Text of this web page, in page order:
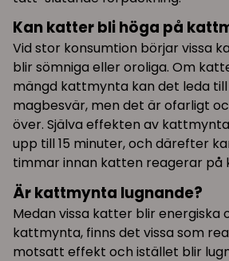
Kan katter bli höga på
Vid stor konsumtion börjar vissa
blir sömniga eller oroliga. Om
mängd kattmynta kan det leda till
magbesvär, men det är ofarligt
över. Själva effekten av
upp till 15 minuter, och därefter
timmar innan katten reagerar på
Är kattmynta lugnande?
Medan vissa katter blir energiska
kattmynta, finns det vissa som
motsatt effekt och istället blir